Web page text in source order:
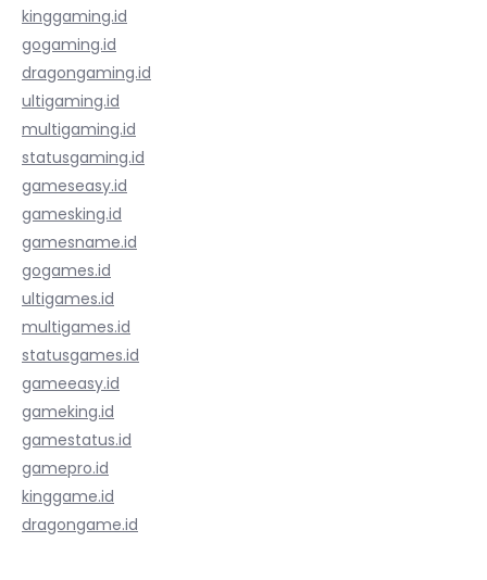
kinggaming.id
gogaming.id
dragongaming.id
ultigaming.id
multigaming.id
statusgaming.id
gameseasy.id
gamesking.id
gamesname.id
gogames.id
ultigames.id
multigames.id
statusgames.id
gameeasy.id
gameking.id
gamestatus.id
gamepro.id
kinggame.id
dragongame.id